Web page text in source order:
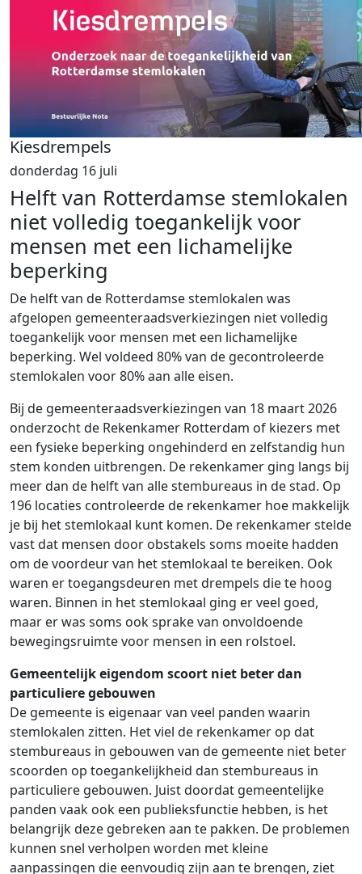
Kiesdrempels
donderdag 16 juli
Helft van Rotterdamse stemlokalen
niet volledig toegankelijk voor
mensen met een lichamelijke
beperking
De helft van de Rotterdamse stemlokalen was
afgelopen gemeenteraadsverkiezingen nietvolledig
toegankelijk voor mensen met een lichamelijke
beperking. Wel voldeed 80% van de gecontroleerde
stemlokalen voor 80% aan alle eisen.
Bij de gemeenteraadsverkiezingen van 18 maart 2026
onderzocht de Rekenkamer Rotterdam of kiezers met
een fysieke beperking ongehinderd en zelfstandig hun
stem konden uitbrengen. De rekenkamer ging langs bij
meer dan de helft van allestembureaus in de stad. Op
196 locaties controleerde de rekenkamer hoe makkelijk
je bij het stemlokaal kunt komen. De rekenkamerstelde
vast dat mensen door obstakels soms moeite hadden
om de voordeur van het stemlokaal te bereiken. Ook
waren ertoegangsdeuren metdrempels die te hoog
waren. Binnen in het stemlokaal ging er veel goed,
maar er was soms ook sprake van onvoldoende
bewegingsruimte voor mensen in een rolstoel.
Gemeentelijk eigendom scoort niet beter dan
particuliere gebouwen
De gemeente is eigenaar van veel panden waarin
stemlokalen zitten. Het viel de rekenkamer op dat
stembureaus in gebouwen van de gemeente niet beter
scoorden op toegankelijkheid dan stembureaus in
particuliere gebouwen. Juist doordat gemeentelijke
panden vaak ook een publieksfunctie hebben, is het
belangrijk deze gebreken aan te pakken. De problemen
kunnen snel verholpen worden met kleine
aanpassingen die eenvoudig zijn aan te brengen, ziet